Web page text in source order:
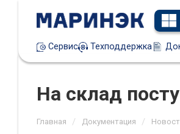
Сервис Техподдержка
На склад
Главная / Документация /